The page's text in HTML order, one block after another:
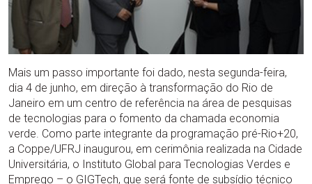
Mais um passo importante foi dado, nesta segunda-feira,
dia 4 de junho, em direção à transformação do Rio de
Janeiro em um centro de referência na área de pesquisas
de tecnologias para o fomento da chamada economia
verde. Como parte integrante da programação pré-Rio+20,
a Coppe/UFRJ inaugurou, em cerimônia realizada na Cidade
Universitária, o Instituto Global para Tecnologias Verdes e
Emprego – o GIGTech, que será fonte de subsídio técnico